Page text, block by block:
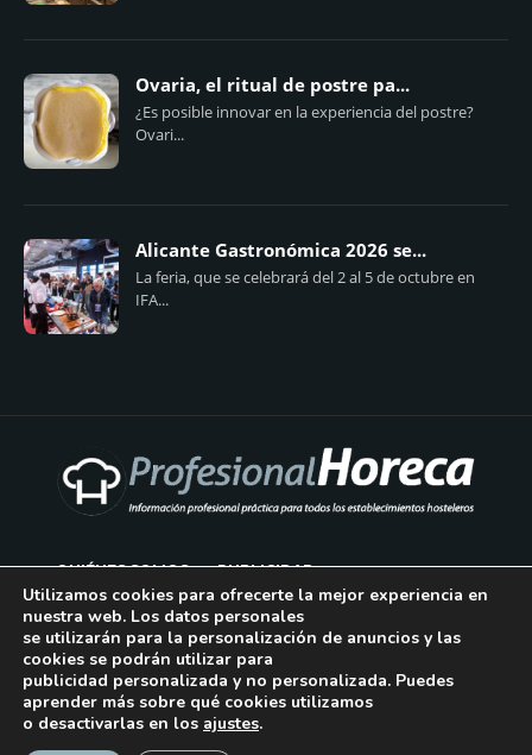
Ovaria, el ritual de postre pa...
¿Es posible innovar en la experiencia del postre?
Ovari...
Alicante Gastronómica 2026 se...
La feria, que se celebrará del 2 al 5 de octubre en
IFA...
QUIÉNES SOMOS PUBLICIDAD
AVISO LEGAL
POLÍTICA DE COOKIES
POLÍTICA DE PRIVACIDAD
Utilizamos cookies para ofrecerte la mejor experiencia en
nuestra web. Los datos personales
se utilizarán para la personalización de anuncios y las
cookies se podrán utilizar para
publicidad personalizada y no personalizada. Puedes
aprender más sobre qué cookies utilizamos
o desactivarlas en los ajustes.